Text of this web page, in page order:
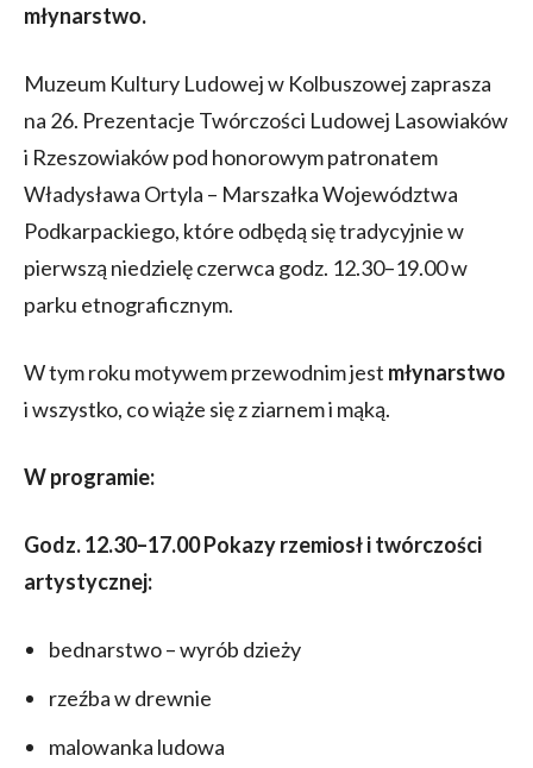
młynarstwo.
Muzeum Kultury Ludowej w Kolbuszowej zaprasza
na 26. Prezentacje Twórczości Ludowej Lasowiaków
i Rzeszowiaków pod honorowym patronatem
Władysława Ortyla – Marszałka Województwa
Podkarpackiego, które odbędą się tradycyjnie w
pierwszą niedzielę czerwca godz. 12.30–19.00 w
parku etnograficznym.
W tym roku motywem przewodnim jest młynarstwo
i wszystko, co wiąże się z ziarnem i mąką.
W programie:
Godz. 12.30–17.00 Pokazy rzemiosł i twórczości
artystycznej:
bednarstwo – wyrób dzieży
rzeźba w drewnie
malowanka ludowa